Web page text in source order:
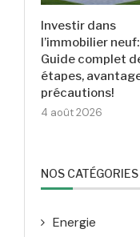
Investir dans
l’immobilier neuf:
Guide complet
étapes,
précautions!
4 août 2026
NOS CATÉGORIES
Energie